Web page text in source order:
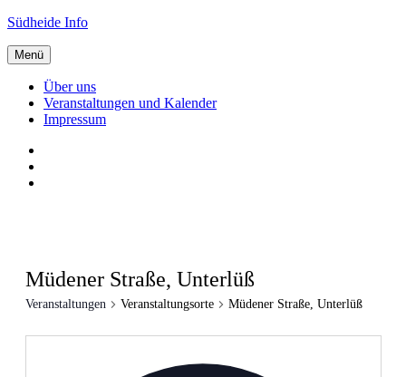
Zum
springen
Südheide Info
Menü
Über uns
Veranstaltungen und Kalender
Impressum
Müdener Straße, Unterlüß
Veranstaltungen Veranstaltungsorte Müdener Straße, Unterlüß